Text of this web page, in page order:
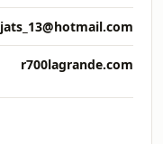
jats_13@hotmail.com
r700lagrande.com